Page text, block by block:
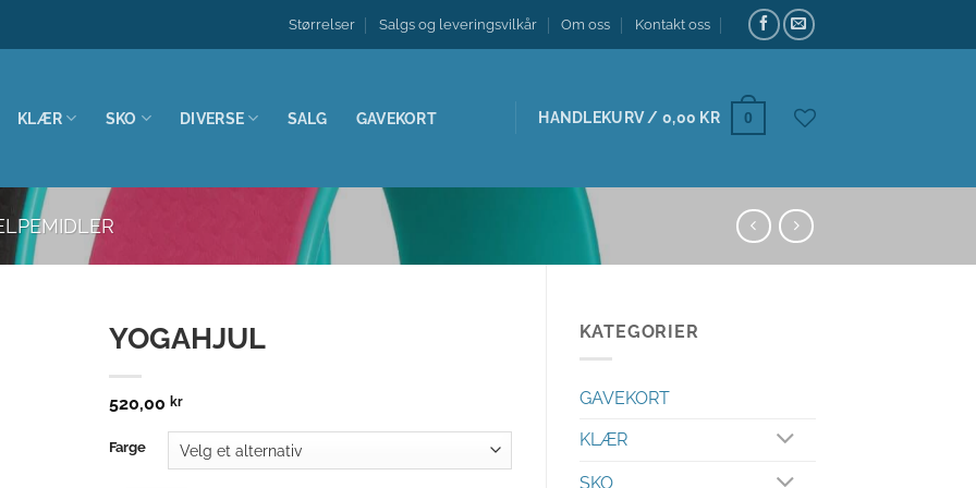
Størrelser Salgs og leveringsvilkår Om oss Kontakt oss
KLÆR SKO DIVERSE SALG GAVEKORT HANDLEKURV / 0,00 KR 0
KATEGORIER
GAVEKORT
KLÆR
SKO
YOGAHJUL
520,00 kr
Farge